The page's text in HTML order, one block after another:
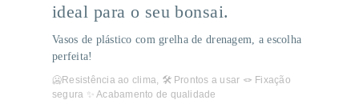
ideal para o seu bonsai.
Vasos de plástico com grelha de drenagem, a escolha
perfeita!
🥶Resistência ao clima, 🛠️ Prontos a usar 🪢 Fixação
segura ✨ Acabamento de qualidade